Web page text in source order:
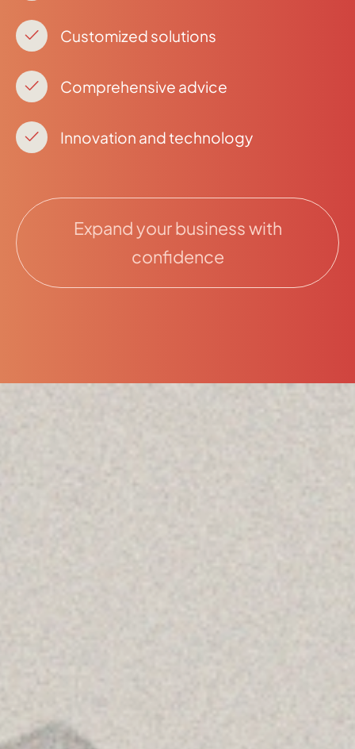
Customized solutions
Comprehensive advice
Innovation and technology
Expand your business with
confidence